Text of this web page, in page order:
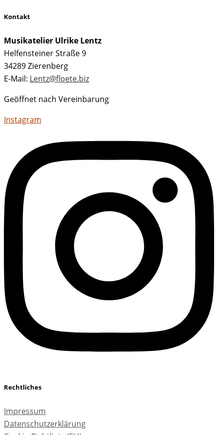
Kontakt
Musikatelier Ulrike Lentz
Helfensteiner Straße 9
34289 Zierenberg
E-Mail: Lentz@floete.biz
Geöffnet nach Vereinbarung
Instagram
Rechtliches
Impressum
Datenschutzerklärung